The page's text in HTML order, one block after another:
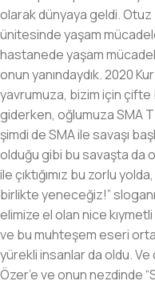
olarak dünyaya geldi.
ünitesinde yaşam
hastanede yaşam
onun yanındaydık. 2020
yavrumuza, bizim için çifte
giderken, oğlumuza SMA
şimdi de SMA ile savaşı
olduğu gibi bu savaşta da
ile çıktığımız bu zorlu
birlikte yeneceğiz!”
elimize el olan nice kıymetli
ve bu muhteşem eseri
yürekli insanlar da oldu. Ve
Özer’e ve onun nezdinde